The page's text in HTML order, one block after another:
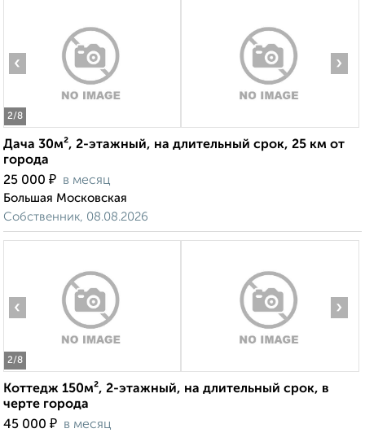
2/8
‹ ›
Дача 30м², 2-этажный, на длительный срок, 25 км от
города
25 000 ₽ в месяц
Большая Московская
Собственник, 08.08.2026
2/8
‹ ›
Коттедж 150м², 2-этажный, на длительный срок, в
черте города
45 000 ₽ в месяц